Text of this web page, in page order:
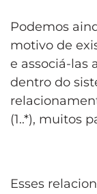
Podemos
motivo de
e associá-las
dentro do
(1..*), muitos
Esses